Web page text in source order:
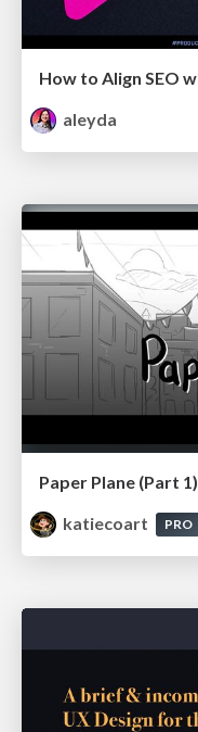
aleyda
Paper Plane (Part 1)
katiecoart
PRO